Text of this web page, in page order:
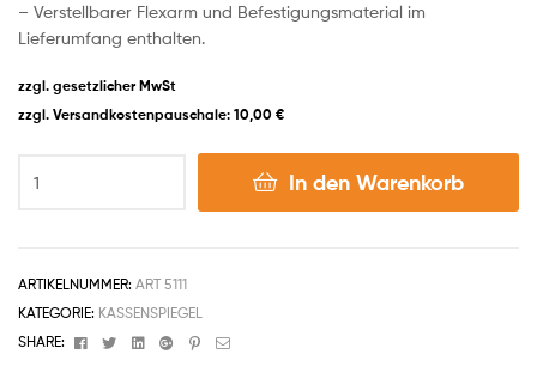
– Verstellbarer Flexarm und Befestigungsmaterial im
Lieferumfang enthalten.
zzgl. gesetzlicher MwSt
zzgl. Versandkostenpauschale: 10,00 €
In den Warenkorb
ARTIKELNUMMER: ART 5111
KATEGORIE: KASSENSPIEGEL
SHARE:
FacebookTwitterLinkedinGoogle+Pinterest
Email